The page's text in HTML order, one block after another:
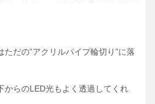
だの”アクリルパイプ輪切り”に落
からのLED光もよく透過してくれ